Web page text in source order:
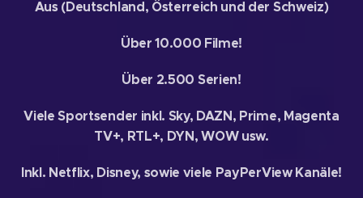
Aus (Deutschland, Österreich und der Schweiz)
Über 10.000 Filme!
Über 2.500 Serien!
Viele Sportsender inkl. Sky, DAZN, Prime, Magenta
TV+, RTL+, DYN, WOW usw.
Inkl. Netflix, Disney, sowie viele PayPerView Kanäle!